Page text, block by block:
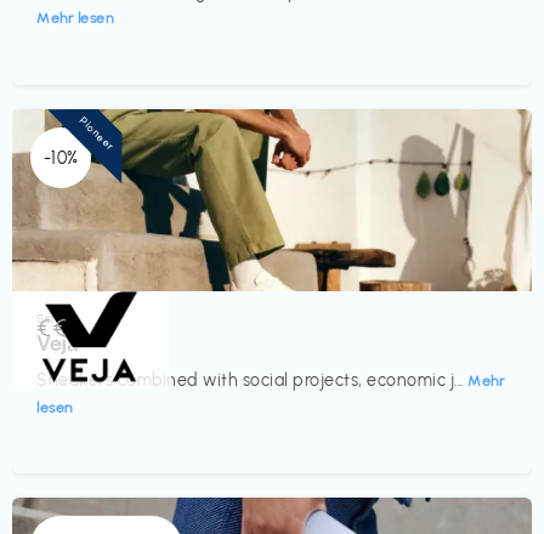
Mehr lesen
-10%
Schuhe
Veja
Sneakers combined with social projects, economic j... Mehr
lesen
€€‎
Pioneer